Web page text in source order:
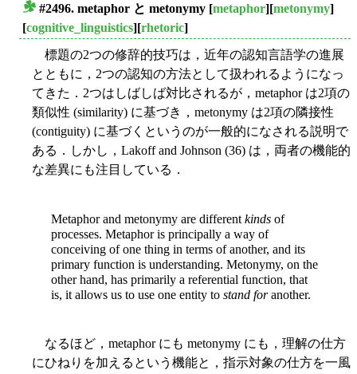
#2496. metaphor と metonymy [metaphor][metonymy]
[cognitive_linguistics][rhetoric]
標題の2つの修辞的技巧は，近年の認知言語学の進展
とともに，2つの認知の方法として扱われるようになっ
てきた．2つはしばしば対比されるが，metaphor は2項の
類似性 (similarity) に基づき，metonymy は2項の隣接性
(contiguity) に基づくというのが一般的になされる説明で
ある．しかし，Lakoff and Johnson (36) は，両者の機能的
な差異にも注目している．
Metaphor and metonymy are different kinds of
processes. Metaphor is principally a way of
conceiving of one thing in terms of another, and its
primary function is understanding. Metonymy, on the
other hand, has primarily a referential function, that
is, it allows us to use one entity to stand foranother.
なるほど，metaphor にも metonymy にも，理解の仕方
にひねりを加えるという機能と，指示対象の仕方を一風